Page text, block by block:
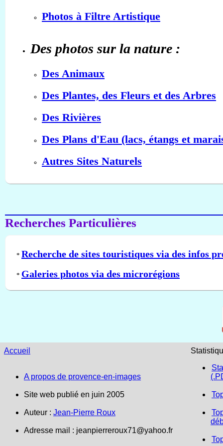
Photos à Filtre Artistique
Des photos sur la nature :
Des Animaux
Des Plantes, des Fleurs et des Arbres
Des Rivières
Des Plans d'Eau (lacs, étangs et
Autres Sites Naturels
Recherches Particulières
* Recherche de sites touristiques via des infos
* Galeries photos via des microrégions
Accueil
A propos de provence-en-images
Site web publié en juin 2005
Auteur : Jean-Pierre Roux
Adresse mail : jeanpierreroux71@yahoo.fr